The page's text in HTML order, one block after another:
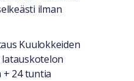
ilman
Kuulokkeiden
+ 24 tuntia